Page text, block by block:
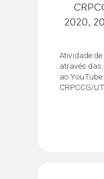
2020,
Atividade
através
ao
CRPCCG/